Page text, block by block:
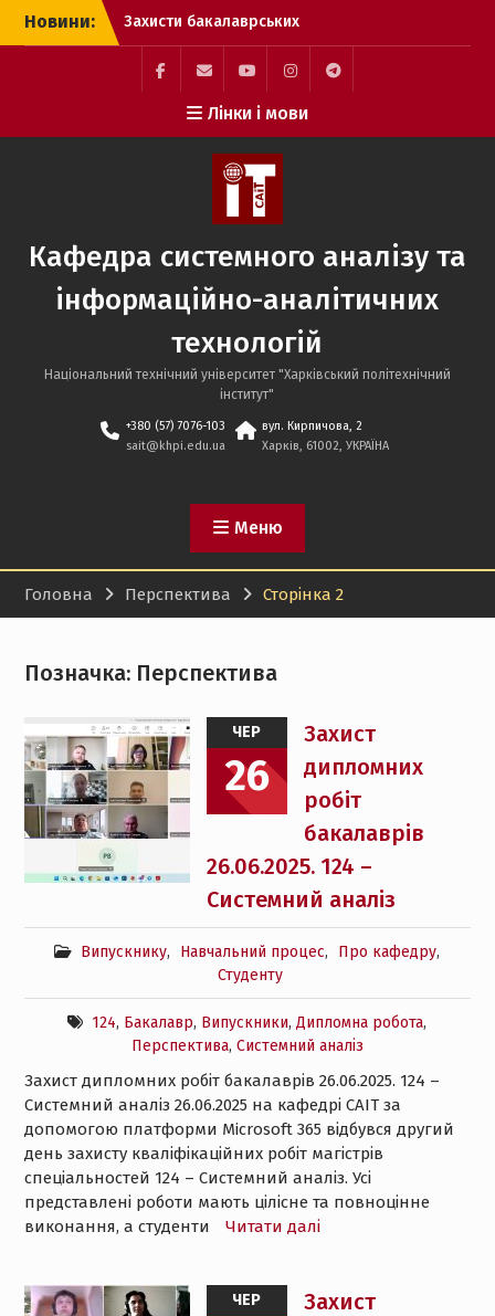
Перейти
Новини:
здобувачів вищої освіти
спеціальності 124
Системний аналіз.
Захисти бакалаврських
кваліфікаційних робіт
здобувачів вищої освіти
спеціальності 186
Видавництво та
Захисти бакалаврських
кваліфікаційних робіт
здобувачів вищої освіти
спеціальності 122
Комп’ютерні науки.
Facebook
Mail YouTubeInstagramTelegram
Лінки і мови
Кафедра системного аналізу та
інформаційно-аналітичних
технологій
Національний технічний університет "Харківський політехнічний
інститут"
+380 (57) 7076-103
sait@khpi.edu.ua
вул. Кирпичова, 2
Харків, 61002, УКРАЇНА
Меню
Головна Перспектива Сторінка 2
Позначка: Перспектива
ЧЕР
26
Захист
дипломних
робіт
бакалаврів
26.06.2025. 124 –
Системний аналіз
Випускнику, Навчальний процес, Про кафедру,
Студенту
124, Бакалавр, Випускники,Дипломна робота,
Перспектива, Системний аналіз
Захист дипломних робіт бакалаврів 26.06.2025. 124 –
Системний аналіз 26.06.2025 на кафедрі САІТ за
допомогою платформи Microsoft 365 відбувся другий
день захисту кваліфікаційних робіт магістрів
спеціальностей 124 – Системний аналіз. Усі
представлені роботи мають цілісне та повноцінне
виконання, а студенти
Читати далі
ЧЕР
Захист